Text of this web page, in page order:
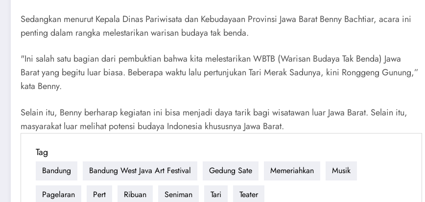
Sedangkan menurut Kepala Dinas Pariwisata dan Kebudayaan Provinsi Jawa Barat Benny Bachtiar, acara ini
penting dalam rangka melestarikan warisan budaya tak benda.
"Ini salah satu bagian dari pembuktian bahwa kita melestarikan WBTB (Warisan Budaya Tak Benda) Jawa
Barat yang begitu luar biasa. Beberapa waktu lalu pertunjukan Tari Merak Sadunya, kini Ronggeng Gunung,”
kata Benny.
Selain itu, Benny berharap kegiatan ini bisa menjadi daya tarik bagi wisatawan luar Jawa Barat. Selain itu,
masyarakat luar melihat potensi budaya Indonesia khususnya Jawa Barat.
Tag
Bandung Bandung West Java Art Festival Gedung Sate Memeriahkan Musik
Pagelaran Pert Ribuan Seniman Tari Teater